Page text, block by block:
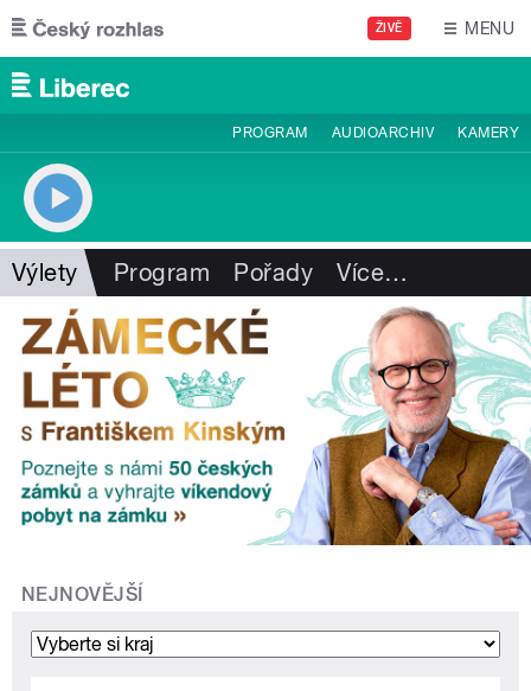
Přejít k hlavnímu obsahu
ŽIVĚ MENU
PROGRAM AUDIOARCHIV KAMERY
Výlety Program Pořady Více…
NEJNOVĚJŠÍ